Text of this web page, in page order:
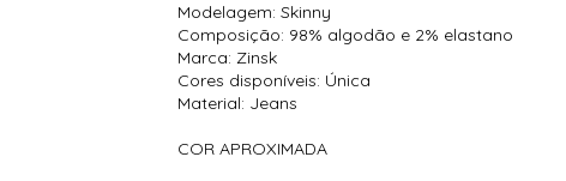
Modelagem: Skinny
Composição: 98% algodão e 2% elastano
Marca: Zinsk
Cores disponíveis: Única
Material: Jeans
COR APROXIMADA